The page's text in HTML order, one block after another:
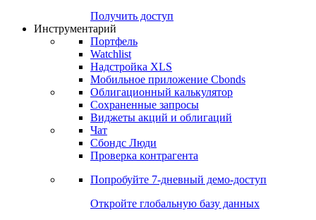
Получить доступ
Инструментарий
Портфель
Watchlist
Надстройка XLS
Мобильное приложение Cbonds
Облигационный калькулятор
Сохраненные запросы
Виджеты акций и облигаций
Чат
Сбондс Люди
Проверка контрагента
Попробуйте 7-дневный демо-доступ
Откройте глобальную базу данных